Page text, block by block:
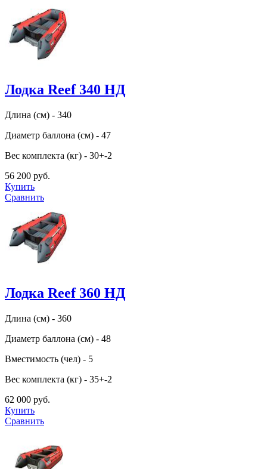
Лодка Reef 340 НД
Длина (см) - 340
Диаметр баллона (см) - 47
Вес комплекта (кг) - 30+-2
56 200 руб.
Купить
Сравнить
Лодка Reef 360 НД
Длина (см) - 360
Диаметр баллона (см) - 48
Вместимость (чел) - 5
Вес комплекта (кг) - 35+-2
62 000 руб.
Купить
Сравнить